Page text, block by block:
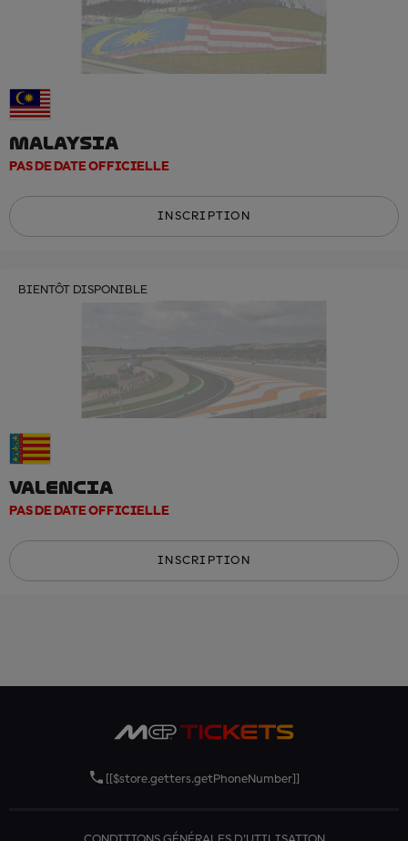
MALAYSIA
PAS DE DATE OFFICIELLE
INSCRIPTION
BIENTÔT DISPONIBLE
VALENCIA
PAS DE DATE OFFICIELLE
INSCRIPTION
[[$store.getters.getPhoneNumber]]